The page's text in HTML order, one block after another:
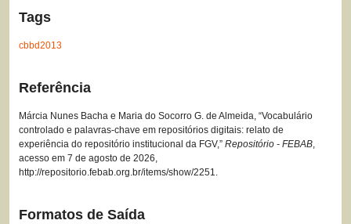
Tags
cbbd2013
Referência
Márcia Nunes Bacha e Maria do Socorro G. de Almeida, “Vocabulário
controlado e palavras-chave em repositórios digitais: relato de
experiência do repositório institucional da FGV,” Repositório - FEBAB,
acesso em 7 de agosto de 2026,
http://repositorio.febab.org.br/items/show/2251.
Formatos de Saída